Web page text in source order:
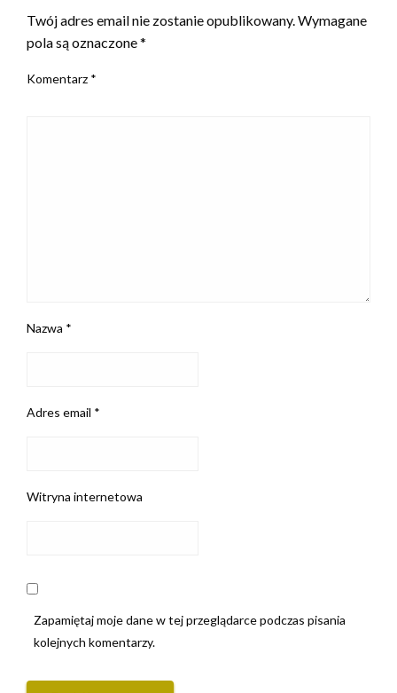
Twój adres email nie zostanie opublikowany.Wymagane
pola są oznaczone*
Komentarz *
Nazwa *
Adres email *
Witryna internetowa
Zapamiętaj moje dane w tej przeglądarce podczas pisania
kolejnych komentarzy.